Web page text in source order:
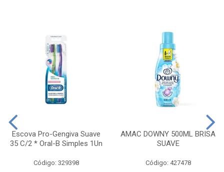
Escova Pro-Gengiva Suave
35 C/2 * Oral-B Simples 1Un
Código: 329398
AMAC DOWNY 500ML BRISA
SUAVE
Código: 427478